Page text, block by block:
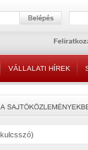
VÁLLALATI HÍREK